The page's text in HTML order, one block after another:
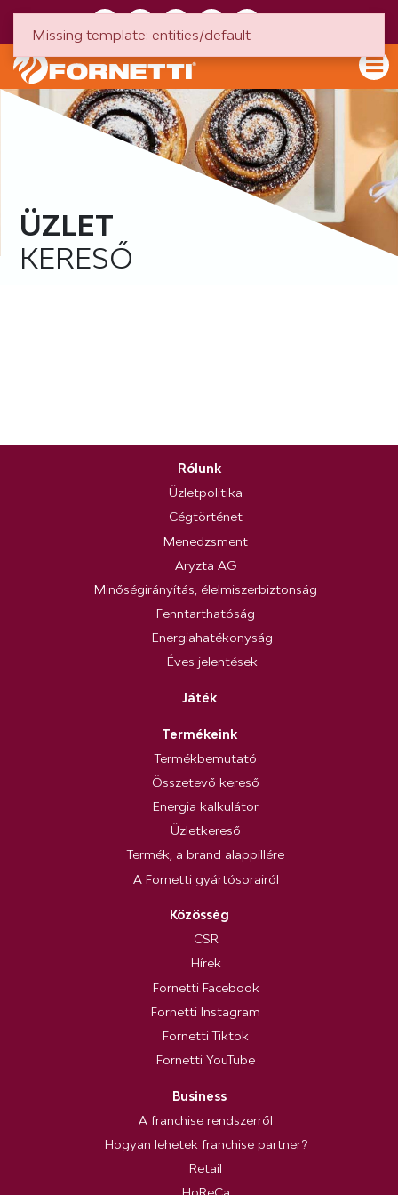
ÜZLET
KERESŐ
Rólunk
Üzletpolitika
Cégtörténet
Menedzsment
Aryzta AG
Minőségirányítás, élelmiszerbiztonság
Fenntarthatóság
Energiahatékonyság
Éves jelentések
Játék
Termékeink
Termékbemutató
Összetevő kereső
Energia kalkulátor
Üzletkereső
Termék, a brand alappillére
A Fornetti gyártósorairól
Közösség
CSR
Hírek
Fornetti Facebook
Fornetti Instagram
Fornetti Tiktok
Fornetti YouTube
Business
A franchise rendszerről
Hogyan lehetek franchise partner?
Retail
Missing template: entities/default